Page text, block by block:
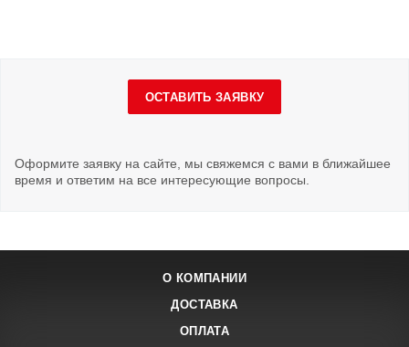
ОСТАВИТЬ ЗАЯВКУ
Оформите заявку на сайте, мы свяжемся с вами в ближайшее
время и ответим на все интересующие вопросы.
О КОМПАНИИ
ДОСТАВКА
ОПЛАТА